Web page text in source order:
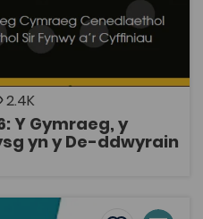
2.4K
Y Gymraeg, y
yn y De-ddwyrain
Cenedlaethol 2016:
Addysg Gymraeg yn y
Sir Fynwy a'r
2016.